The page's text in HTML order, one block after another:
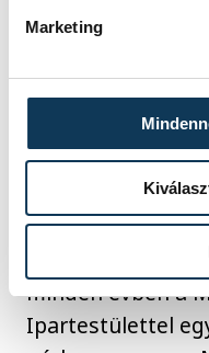
Marketing
A Magyarország
versenyt az Egy
minden évben a
Ipartestülettel